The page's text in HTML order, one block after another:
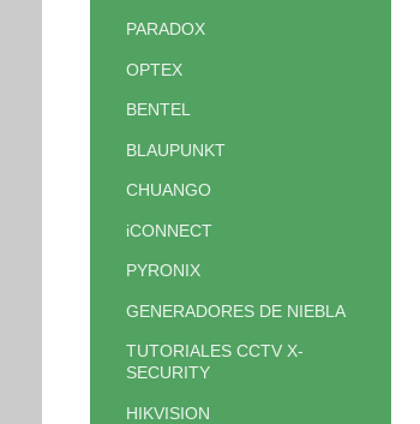
PARADOX
OPTEX
BENTEL
BLAUPUNKT
CHUANGO
iCONNECT
PYRONIX
GENERADORES DE NIEBLA
TUTORIALES CCTV X-
SECURITY
HIKVISION